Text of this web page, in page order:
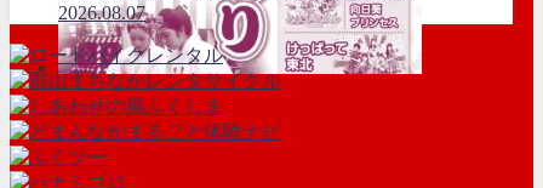
2026.08.07